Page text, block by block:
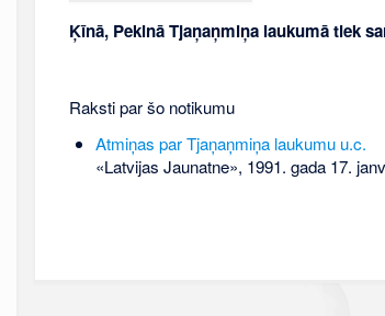
Ķīnā, Pekinā Tjaņaņmiņa laukumā tiek
Raksti par šo notikumu
Atmiņas par Tjaņaņmiņa laukumu u.c.
«Latvijas Jaunatne», 1991. gada 17.